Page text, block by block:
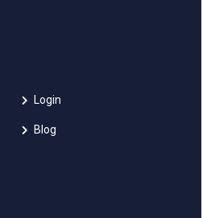
Login
Blog